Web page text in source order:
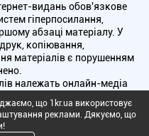
видань обов'язкове
гіперпосилання,
абзаці матеріалу. У
копіювання,
матеріалів є порушенням
належать онлайн-медіа
і радіомовлення.
що 1kr.ua використовує
реклами. Дякуємо, що